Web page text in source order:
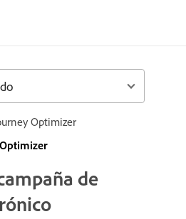
Optimizer
de